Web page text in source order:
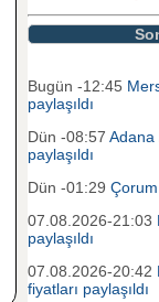
Bugün -12:45
paylaşıldı
Dün -08:57 Adana
paylaşıldı
Dün -01:29 Çorum
07.08.2026-21:03
paylaşıldı
07.08.2026-20:42
fiyatları paylaşıldı